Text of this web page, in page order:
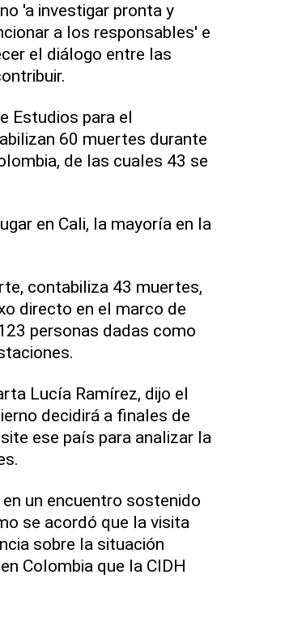
'a investigar pronta y
a los responsables' e
el diálogo entre las
Estudios para el
60 muertes durante
de las cuales 43 se
en Cali, la mayoría en la
contabiliza 43 muertes,
directo en el marco de
personas dadas como
Lucía Ramírez, dijo el
decidirá a finales de
ese país para analizar la
un encuentro sostenido
se acordó que la visita
sobre la situación
Colombia que la CIDH